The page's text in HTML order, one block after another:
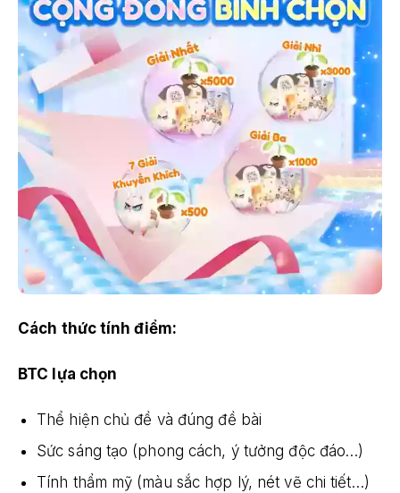
Cách thức tính điểm:
BTC lựa chọn
Thể hiện chủ đề và đúng đề bài
Sức sáng tạo (phong cách, ý tưởng độc đáo…)
Tính thẩm mỹ (màu sắc hợp lý, nét vẽ chi tiết…)